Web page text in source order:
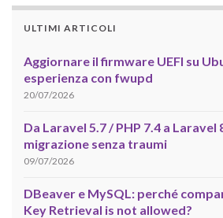
ULTIMI ARTICOLI
Aggiornare il firmware UEFI su
esperienza con fwupd
20/07/2026
Da Laravel 5.7 / PHP 7.4 a Laravel
migrazione senza traumi
09/07/2026
DBeaver e MySQL: perché
Key Retrieval is not allowed?